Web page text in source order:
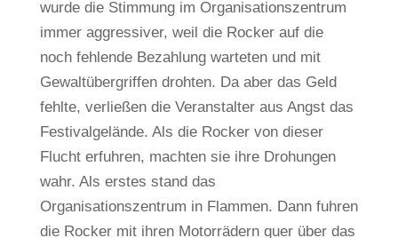
wurde die Stimmung im Organisationszentrum
immer aggressiver, weil die Rocker auf die
noch fehlende Bezahlung warteten und mit
Gewaltübergriffen drohten. Da aber das Geld
fehlte, verließen die Veranstalter aus Angst das
Festivalgelände. Als die Rocker von dieser
Flucht erfuhren, machten sie ihre Drohungen
wahr. Als erstes stand das
Organisationszentrum in Flammen. Dann fuhren
die Rocker mit ihren Motorrädern quer über das